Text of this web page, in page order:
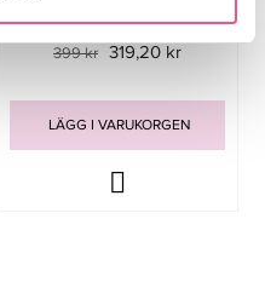
399 kr 319,20 kr
LÄGG I VARUKORGEN